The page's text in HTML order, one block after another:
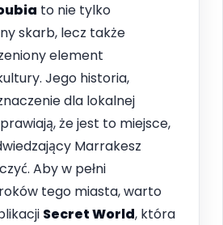
to nie tylko
skarb, lecz także
element
Jego historia,
dla lokalnej
że jest to miejsce,
Marrakesz
Aby w pełni
tego miasta, warto
Secret World, która